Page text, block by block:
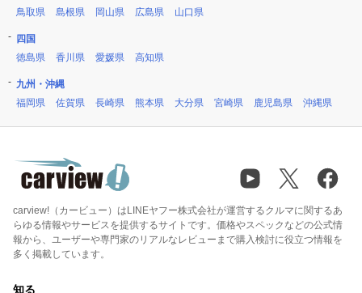
鳥取県
島根県 岡山県 広島県 山口県
四国
徳島県
香川県 愛媛県 高知県
九州・沖縄
福岡県
佐賀県 長崎県 熊本県 大分県 宮崎県 鹿児島県 沖縄県
carview!（カービュー）はLINEヤフー株式会社が運営するクルマに関するあ
らゆる情報やサービスを提供するサイトです。価格やスペックなどの公式情
報から、ユーザーや専門家のリアルなレビューまで購入検討に役立つ情報を
多く掲載しています。
知る